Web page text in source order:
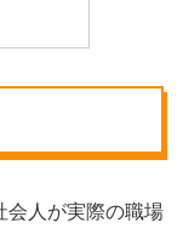
会人が実際の職場